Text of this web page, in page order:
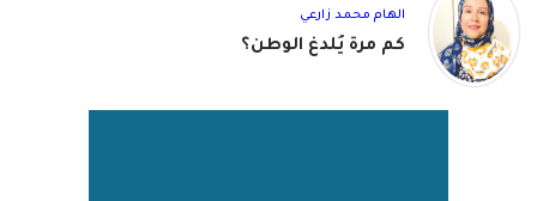
الهام محمد زارعي
كم مرة يُلدغ الوطن؟